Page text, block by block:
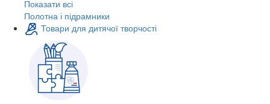
Показати всі
Полотна і підрамники
Товари для дитячої творчості